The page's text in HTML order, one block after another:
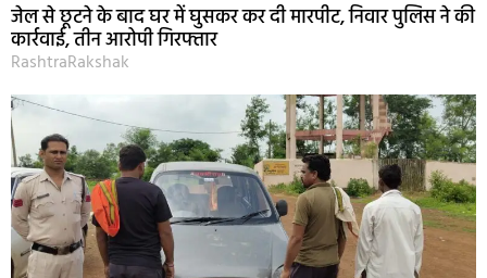
जेल से छूटने के बाद घर में घुसकर कर दी मारपीट, निवार पुलिस ने की
कार्रवाई, तीन आरोपी गिरफ्तार
RashtraRakshak